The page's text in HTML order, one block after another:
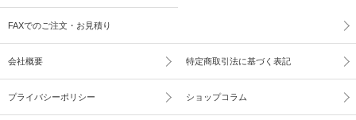
FAXでのご注文・お見積り
会社概要 特定商取引法に基づく表記
プライバシーポリシー ショップコラム